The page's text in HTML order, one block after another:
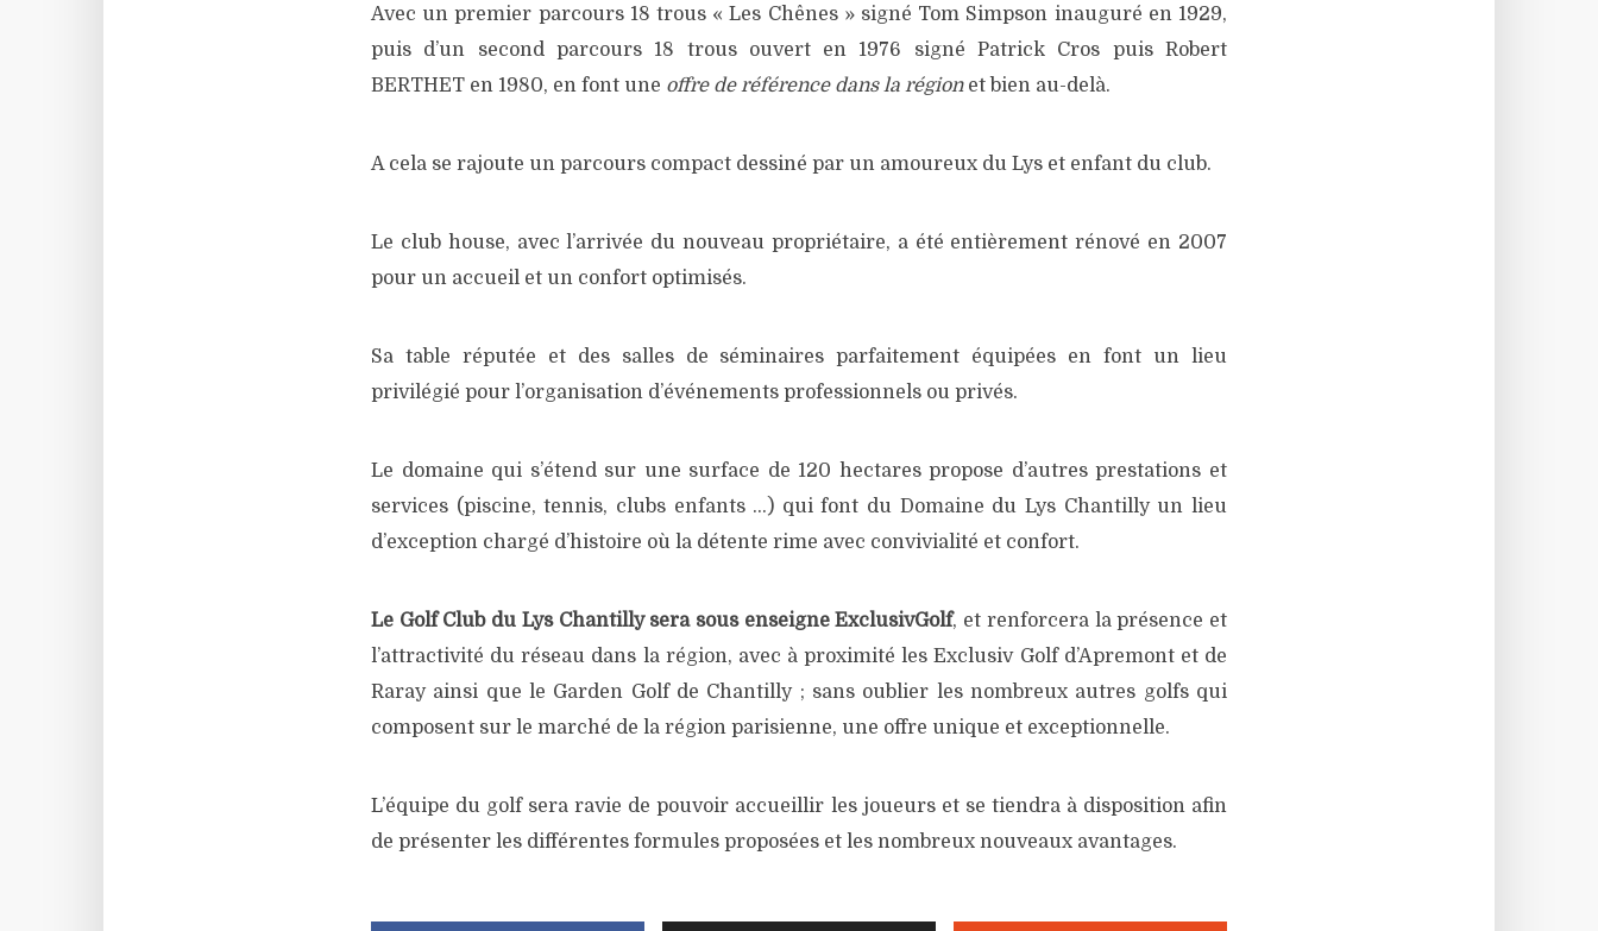
Avec un premier parcours 18 trous « Les Chênes » signé Tom Simpson inauguré en 1929,
puis d’un second parcours 18 trous ouvert en 1976 signé Patrick Cros puis Robert
BERTHET en 1980, en font une offre de référence dans la régionet bien au-delà.
A cela se rajoute un parcours compact dessiné par un amoureux du Lys et enfant du club.
Le club house, avec l’arrivée du nouveau propriétaire, a été entièrement rénové en 2007
pour un accueil et un confort optimisés.
Sa table réputée et des salles de séminaires parfaitement équipées en font un lieu
privilégié pour l’organisation d’événements professionnels ou privés.
Le domaine qui s’étend sur une surface de 120 hectares propose d’autres prestations et
services (piscine, tennis, clubs enfants …) qui font du Domaine du Lys Chantilly un lieu
d’exception chargé d’histoire où la détente rime avec convivialité et confort.
Le Golf Club du Lys Chantilly sera sous enseigne ExclusivGolf, et renforcera la présence et
l’attractivité du réseau dans la région, avec à proximité les Exclusiv Golf d’Apremont et de
Raray ainsi que le Garden Golf de Chantilly ; sans oublier les nombreux autres golfs qui
composent sur le marché de la région parisienne, une offre unique et exceptionnelle.
L’équipe du golf sera ravie de pouvoir accueillir les joueurs et se tiendra à disposition afin
de présenter les différentes formules proposées et les nombreux nouveaux avantages.